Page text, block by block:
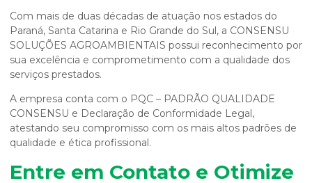
Com mais de duas décadas de atuação nos estados do
Paraná, Santa Catarina e Rio Grande do Sul, a CONSENSU
SOLUÇÕES AGROAMBIENTAIS possui reconhecimento por
sua excelência e comprometimento com a qualidade dos
serviços prestados.
A empresa conta com o PQC – PADRÃO QUALIDADE
CONSENSU e Declaração de Conformidade Legal,
atestando seu compromisso com os mais altos padrões de
qualidade e ética profissional.
Entre em Contato e Otimize